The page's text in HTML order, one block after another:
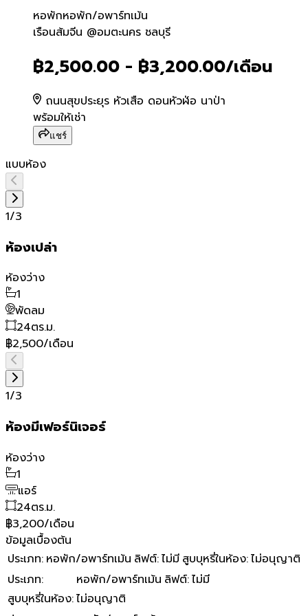
หอพักหอพัก/อพาร์ทเม้น
เรือนส้มจีน @อมตะนคร ชลบุ
เรือนส้มจีน @อมตะนคร ชลบุรี
฿2,500.00 - ฿3,200.00/เดือน
ถนนสุขประยุร หัวเสือ ดอนหัวฬ่อ นาป่า
พร้อมให้เช่า
แชร์
แบบห้อง
1/3
ห้องเปล่า
ห้องว่าง
1
พัดลม
24ตร.ม.
฿2,500/เดือน
1/3
ห้องมีเฟอร์นิเจอร์
ห้องว่าง
1
แอร์
24ตร.ม.
฿3,200/เดือน
ข้อมูลเบื้องต้น
ประเภท: หอพัก/อพาร์ทเม้น ลิฟต์:ไม่มี สูบบุหรี่ในห้อง:ไม่อนุญาติ
ประเภท: หอพัก/อพาร์ทเม้น ลิฟต์:ไม่มี
สูบบุหรี่ในห้อง:ไม่อนุญาติ